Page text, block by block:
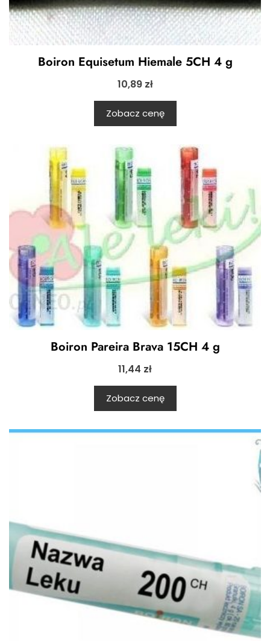
Boiron Equisetum Hiemale 5CH 4 g
10,89 zł
Zobacz cenę
Boiron Pareira Brava 15CH 4 g
11,44 zł
Zobacz cenę